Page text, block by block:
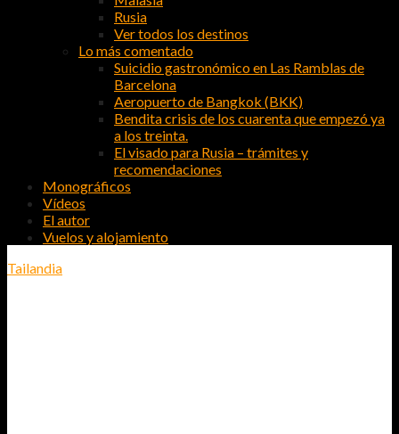
Rusia
Ver todos los destinos
Lo más comentado
Suicidio gastronómico en Las Ramblas de
Barcelona
Aeropuerto de Bangkok (BKK)
Bendita crisis de los cuarenta que empezó ya
a los treinta.
El visado para Rusia – trámites y
recomendaciones
Monográficos
Vídeos
El autor
Vuelos y alojamiento
Tailandia